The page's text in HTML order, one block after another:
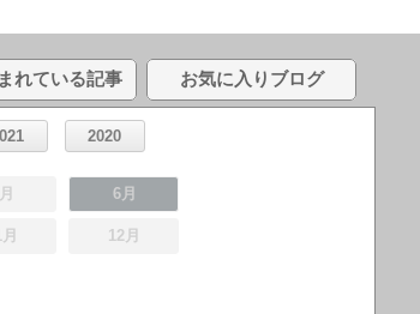
れている記事 お気に入りブログ
2020
6月
12月